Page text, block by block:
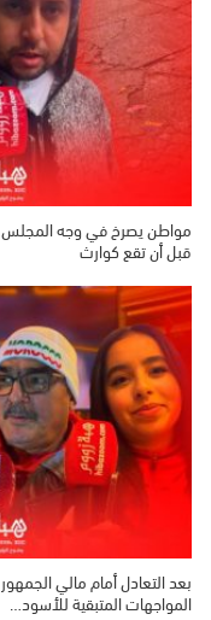
مواطن يصرخ في وجه المجلس
قبل أن تقع كوارث
بعد التعادل أمام مالي
المواجهات المتبقية للأسود…